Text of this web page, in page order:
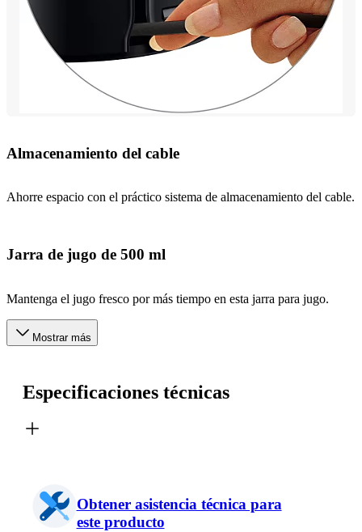
Almacenamiento del cable
Ahorre espacio con el práctico sistema de almacenamiento del cable.
Jarra de jugo de 500 ml
Mantenga el jugo fresco por más tiempo en esta jarra para jugo.
Mostrar más
Especificaciones técnicas
Obtener asistencia técnica para
este producto